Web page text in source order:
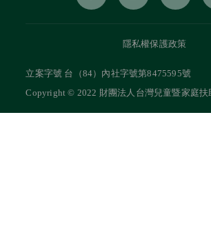
隱私權保護政策
立案字號 台（84）內社字號第8475595號
Copyright © 2022 財團法人台灣兒童暨家庭扶